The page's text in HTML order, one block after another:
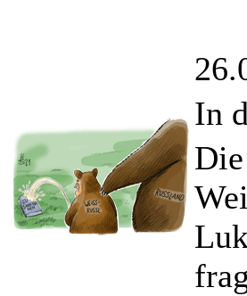
In